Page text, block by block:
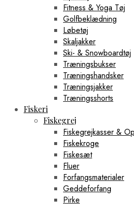
Fitness & Yoga Tøj
Golfbeklædning
Løbetøj
Skaljakker
Ski- & Snowboardtøj
Træningsbukser
Træningshandsker
Træningsjakker
Træningsshorts
Fiskeri
Fiskegrej
Fiskegrejkasser &
Fiskekroge
Fiskesæt
Fluer
Forfangsmaterialer
Geddeforfang
Pirke